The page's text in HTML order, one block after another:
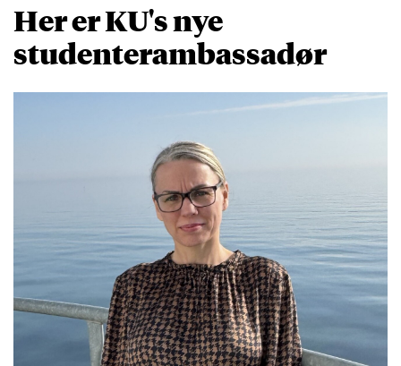
Her er KU's nye
studenterambassadør